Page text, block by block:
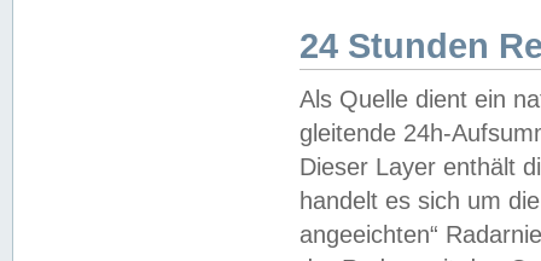
24 Stunden
Als Quelle dient ein
gleitende 24h-
Dieser Layer enthält
handelt es sich um
angeeichten“